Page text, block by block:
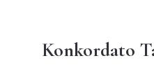
Konkordato